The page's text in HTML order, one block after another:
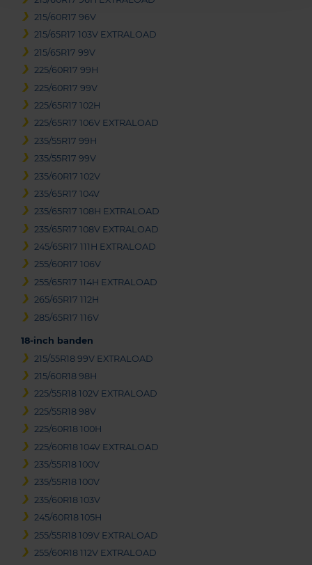
215/60R17 96V
215/65R17 103V EXTRALOAD
215/65R17 99V
225/60R17 99H
225/60R17 99V
225/65R17 102H
225/65R17 106V EXTRALOAD
235/55R17 99H
235/55R17 99V
235/60R17 102V
235/65R17 104V
235/65R17 108H EXTRALOAD
235/65R17 108V EXTRALOAD
245/65R17 111H EXTRALOAD
255/60R17 106V
255/65R17 114H EXTRALOAD
265/65R17 112H
285/65R17 116V
18-inch banden
215/55R18 99V EXTRALOAD
215/60R18 98H
225/55R18 102V EXTRALOAD
225/55R18 98V
225/60R18 100H
225/60R18 104V EXTRALOAD
235/55R18 100V
235/55R18 100V
235/60R18 103V
245/60R18 105H
255/55R18 109V EXTRALOAD
255/60R18 112V EXTRALOAD